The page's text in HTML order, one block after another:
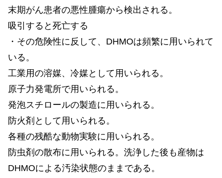
末期がん患者の悪性腫瘍から検出される。
吸引すると死亡する
・その危険性に反して、DHMOは頻繁に用いられて
いる。
工業用の溶媒、冷媒として用いられる。
原子力発電所で用いられる。
発泡スチロールの製造に用いられる。
防火剤として用いられる。
各種の残酷な動物実験に用いられる。
防虫剤の散布に用いられる。洗浄した後も産物は
DHMOによる汚染状態のままである。